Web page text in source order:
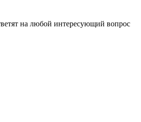
на любой интересующий вопрос